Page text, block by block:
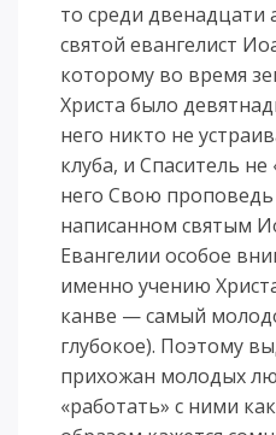
то среди двенадцати
святой евангелист
которому во время
Христа было
него никто не
клуба, и Спаситель
него Свою
написанном святым
Евангелии особое
именно учению
канве — самый
глубокое). Поэтому
прихожан молодых
«работать» с ними